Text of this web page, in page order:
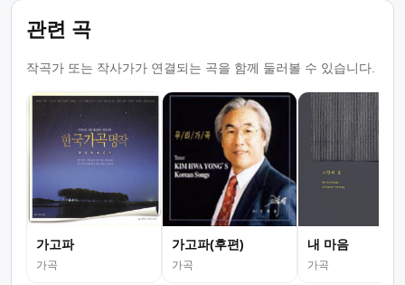
관련 곡
작곡가 또는 작사가가 연결되는 곡을 함께 둘러볼 수 있습니다.
가고파
가곡
가고파(후편)
가곡
내 마음
가곡